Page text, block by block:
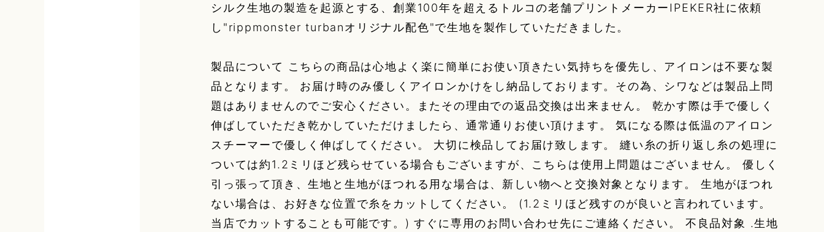
シルク生地の製造を起源とする、創業100年を超えるトルコの老舗プリントメーカーIPEKER社に依頼
し"rippmonster turbanオリジナル配色"で生地を製作していただきました。
製品について こちらの商品は心地よく楽に簡単にお使い頂きたい気持ちを優先し、アイロンは不要な製
品となります。 お届け時のみ優しくアイロンかけをし納品しております。その為、シワなどは製品上問
題はありませんのでご安心ください。またその理由での返品交換は出来ません。 乾かす際は手で優しく
伸ばしていただき乾かしていただけましたら、通常通りお使い頂けます。 気になる際は低温のアイロン
スチーマーで優しく伸ばしてください。 大切に検品してお届け致します。 縫い糸の折り返し糸の処理に
ついては約1.2ミリほど残らせている場合もございますが、こちらは使用上問題はございません。 優しく
引っ張って頂き、生地と生地がほつれる用な場合は、新しい物へと交換対象となります。 生地がほつれ
ない場合は、お好きな位置で糸をカットしてください。 (1.2ミリほど残すのが良いと言われています。
当店でカットすることも可能です。) すぐに専用のお問い合わせ先にご連絡ください。 不良品対象 .生地